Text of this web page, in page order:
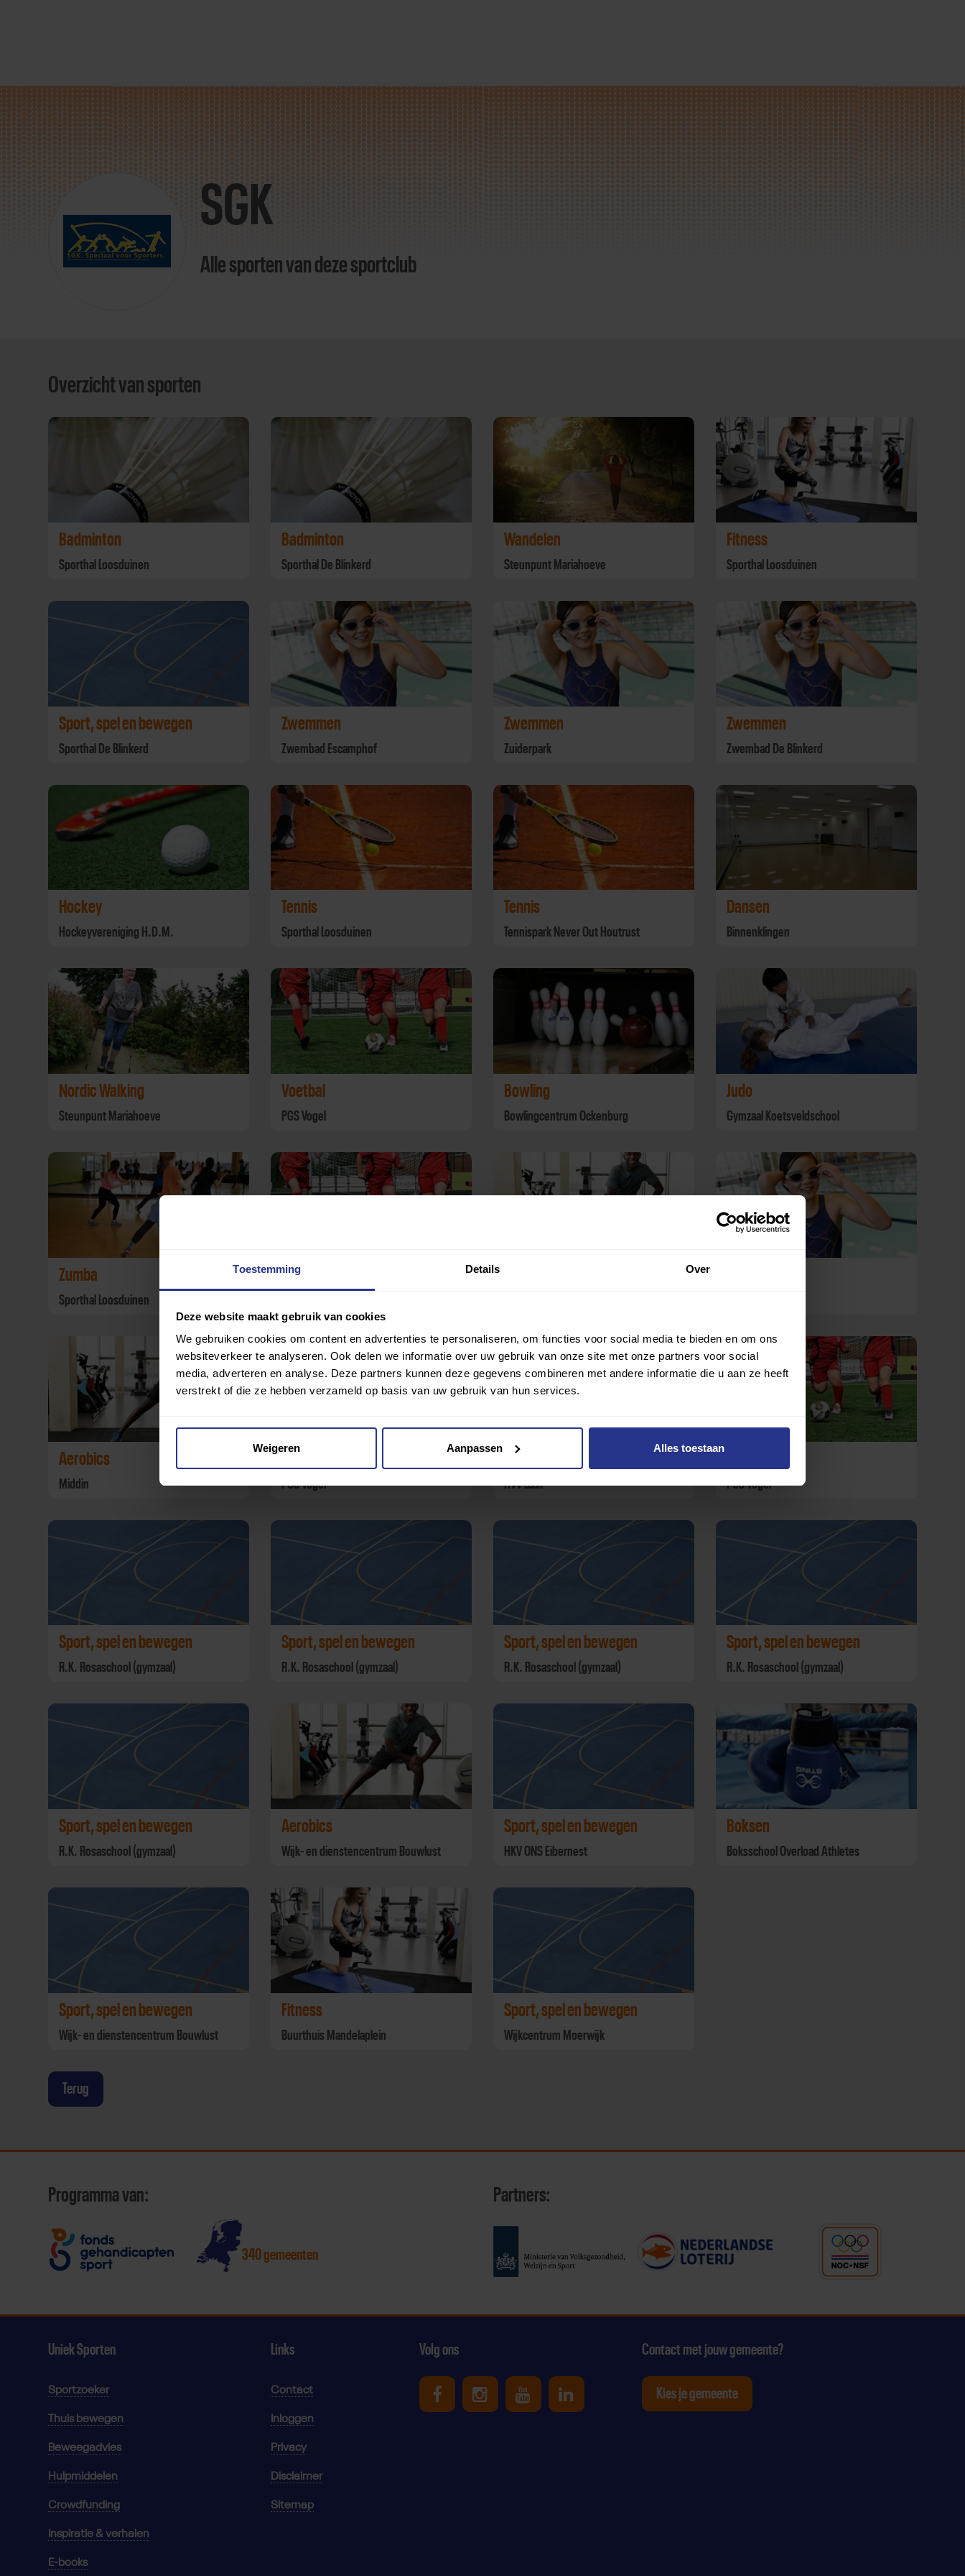
Toestemming Details Over
Deze website maakt gebruik van cookies
We gebruiken cookies om content en advertenties te personaliseren, om functies voor social media te bieden en om ons
websiteverkeer te analyseren. Ook delen we informatie over uw gebruik van onze site met onze partners voor social
media, adverteren en analyse. Deze partners kunnen deze gegevens combineren met andere informatie die u aan ze heeft
verstrekt of die ze hebben verzameld op basis van uw gebruik van hun services.
Weigeren Aanpassen Alles toestaan
Direct
door
SGK
Alle sporten van deze sportclub
Overzicht van sporten
Badminton
Sporthal Loosduinen
Badminton
Sporthal De Blinkerd
Wandelen
Steunpunt Mariahoeve
Fitness
Sporthal Loosduinen
Sport, spel en bewegen
Sporthal De Blinkerd
Zwemmen
Zwembad Escamphof
Zwemmen
Zuiderpark
Zwemmen
Zwembad De Blinkerd
Hockey
Hockeyvereniging H.D.M.
Tennis
Sporthal Loosduinen
Tennis
Tennispark Never Out Houtrust
Dansen
Binnenklingen
Nordic Walking
Steunpunt Mariahoeve
Voetbal
PGS Vogel
Bowling
Bowlingcentrum Ockenburg
Judo
Gymzaal Koetsveldschool
Zumba
Sporthal Loosduinen
Voetbal
Aerobics
Middin PGS Vogel
Voetbal
HVV Laak PGS Vogel
Sport, spel en bewegen
R.K. Rosaschool (gymzaal)
Sport, spel en bewegen
R.K. Rosaschool (gymzaal)
Sport, spel en bewegen
R.K. Rosaschool (gymzaal)
Sport, spel en bewegen
R.K. Rosaschool (gymzaal)
Sport, spel en bewegen
R.K. Rosaschool (gymzaal)
Aerobics
Wijk- en dienstencentrum Bouwlust
Sport, spel en bewegen
HKV ONS Eibernest
Boksen
Boksschool Overload Athletes
Sport, spel en bewegen
Wijk- en dienstencentrum Bouwlust
Fitness
Buurthuis Mandelaplein
Sport, spel en bewegen
Wijkcentrum Moerwijk
Terug
Programma van:
340 gemeenten
Partners:
Uniek Sporten
Sportzoeker
Thuis bewegen
Beweegadvies
Hulpmiddelen
Crowdfunding
Inspiratie & verhalen
E-books
Links
Contact
Inloggen
Privacy
Disclaimer
Sitemap
Volg ons
Uniek Sporten op Facebook
Uniek Sporten op Instagram
Uniek Sporten op Youtube
Uniek Sporten op Linkedin
Contact met jouw gemeente?
Kies je gemeente